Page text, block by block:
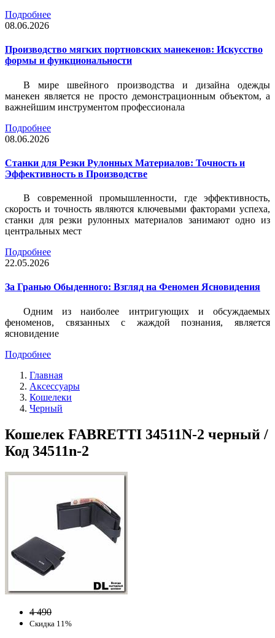
Подробнее
08.06.2026
Производство мягких портновских манекенов: Искусство
формы и функциональности
В мире швейного производства и дизайна одежды
манекен является не просто демонстрационным объектом, а
важнейшим инструментом профессионала
Подробнее
08.06.2026
Станки для Резки Рулонных Материалов: Точность и
Эффективность в Производстве
В современной промышленности, где эффективность,
скорость и точность являются ключевыми факторами успеха,
станки для резки рулонных материалов занимают одно из
центральных мест
Подробнее
22.05.2026
За Гранью Обыденного: Взгляд на Феномен Ясновидения
Одним из наиболее интригующих и обсуждаемых
феноменов, связанных с жаждой познания, является
ясновидение
Подробнее
Главная
Аксессуары
Кошелеки
Черный
Кошелек FABRETTI 34511N-2 черный /
Код 34511n-2
4 490
Скидка 11%